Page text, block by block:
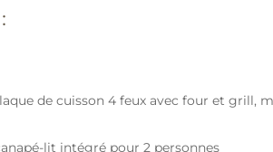
de cuisson 4 feux avec four et grill,
lit intégré pour 2 personnes